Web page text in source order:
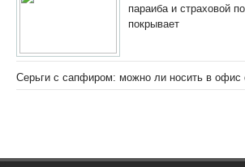
параиба и страховой
покрывает
Серьги с сапфиром: можно ли носить в офис